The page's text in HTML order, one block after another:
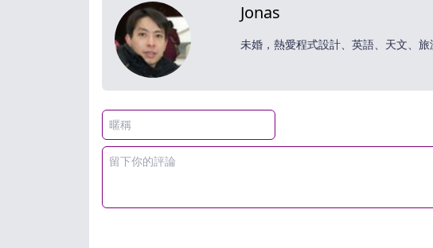
Jonas
未婚，熱愛程式設計、英語、天文、旅